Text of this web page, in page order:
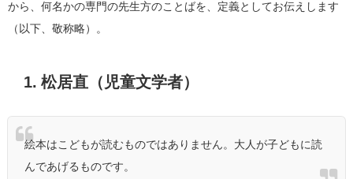
から、何名かの専門の先生方のことばを、定義としてお伝えします
（以下、敬称略）。
1. 松居直（児童文学者）
絵本はこどもが読むものではありません。大人が子どもに読
んであげるものです。